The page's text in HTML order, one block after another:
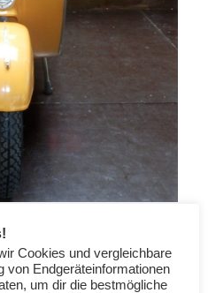
Cookies und vergleichbare
von Endgeräteinformationen
um dir die bestmögliche